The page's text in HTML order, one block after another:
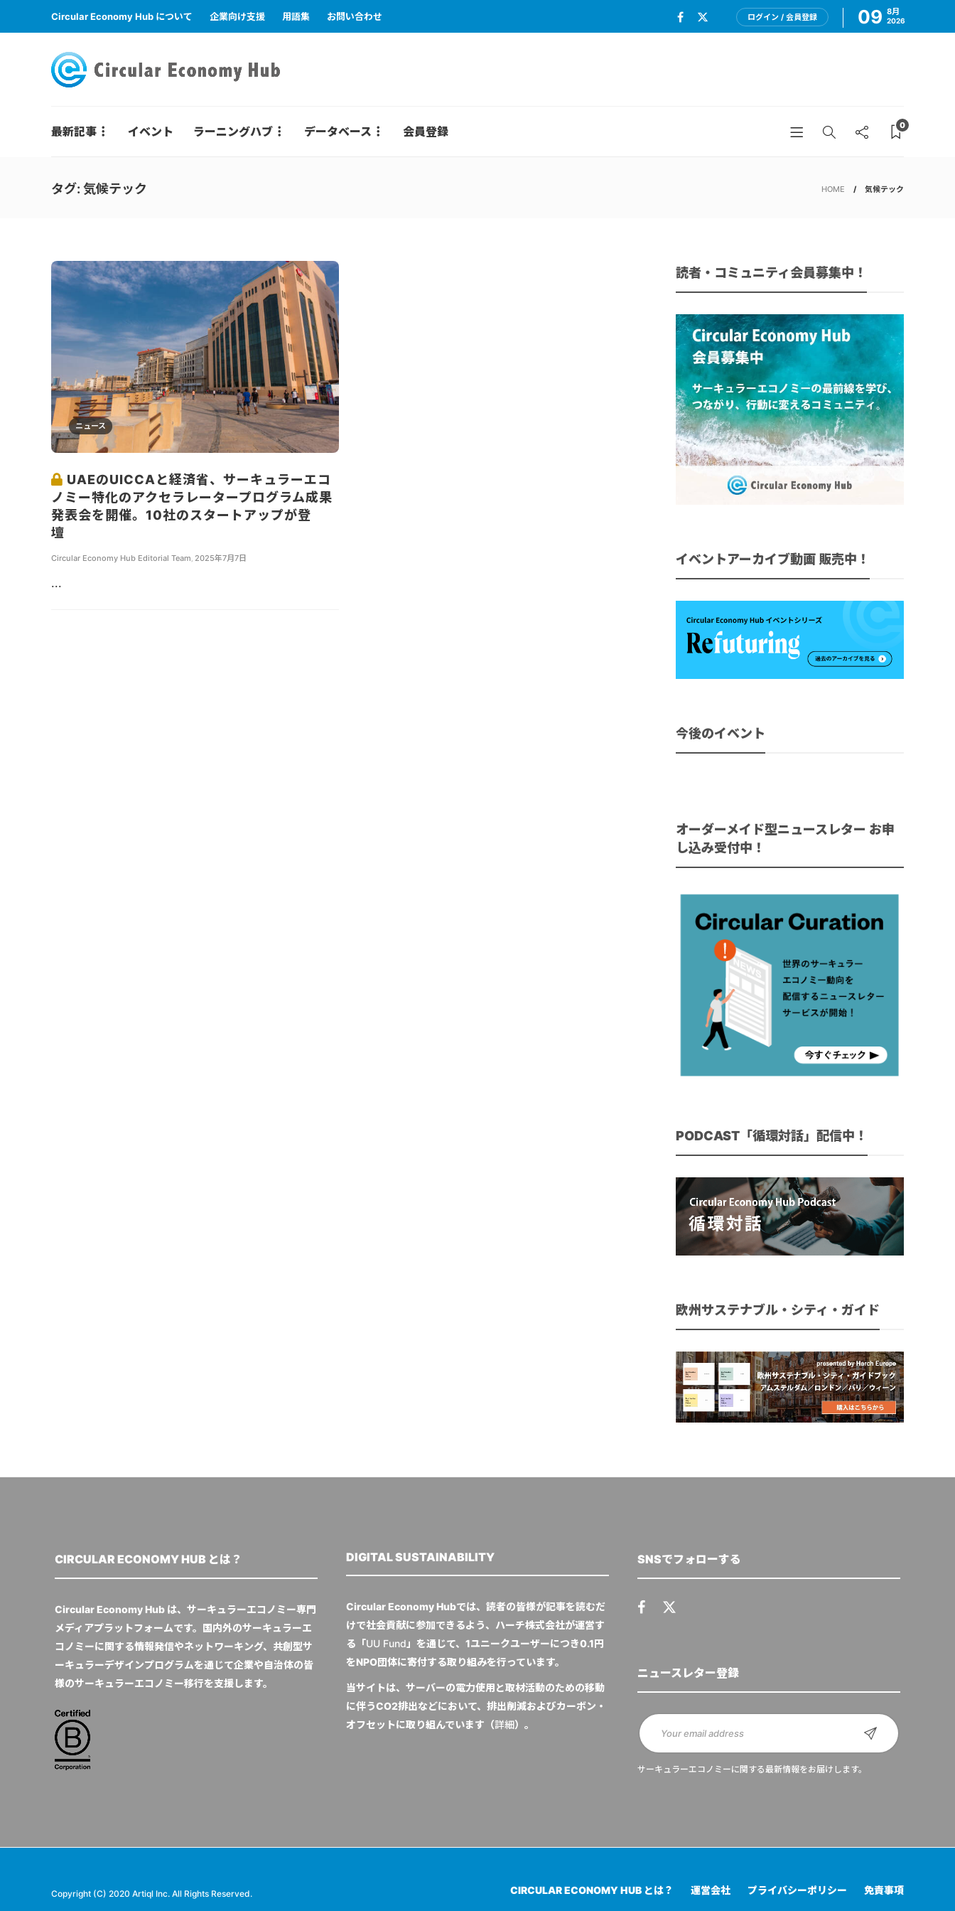
Circular Economy Hub について 企業向け支援 用語集 お問い合わせ ログイン / 会員登録 09 8月
2026
最新記事 イベント ラーニングハブ データベース 会員登録 0
タグ: 気候テック HOME 気候テック
ニュース
UAEのUICCAと経済省、サーキュラーエコ
ノミー特化のアクセラレータープログラム成果
発表会を開催。10社のスタートアップが登
壇
Circular Economy Hub Editorial Team, 2025年7月7日
...
読者・コミュニティ会員募集中！
イベントアーカイブ動画 販売中！
今後のイベント
オーダーメイド型ニュースレター お申
し込み受付中！
PODCAST「循環対話」配信中！
欧州サステナブル・シティ・ガイド
CIRCULAR ECONOMY HUB とは？
Circular Economy Hub は、サーキュラーエコノミー専門
メディアプラットフォームです。国内外のサーキュラーエ
コノミーに関する情報発信やネットワーキング、共創型サ
ーキュラーデザインプログラムを通じて企業や自治体の皆
様のサーキュラーエコノミー移行を支援します。
DIGITAL SUSTAINABILITY
Circular Economy Hubでは、読者の皆様が記事を読むだ
けで社会貢献に参加できるよう、ハーチ株式会社が運営す
る「UU Fund」を通じて、1ユニークユーザーにつき0.1円
をNPO団体に寄付する取り組みを行っています。
当サイトは、サーバーの電力使用と取材活動のための移動
に伴うCO2排出などにおいて、排出削減およびカーボン・
オフセットに取り組んでいます（詳細）。
SNSでフォローする
ニュースレター登録
サーキュラーエコノミーに関する最新情報をお届けします。
Copyright (C) 2020 Artiql Inc. All Rights Reserved. CIRCULAR ECONOMY HUB とは？ 運営会社 プライバシーポリシー 免責事項